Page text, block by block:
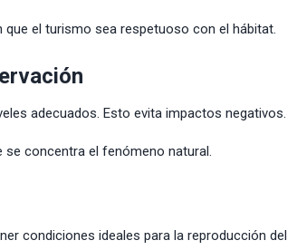
el turismo sea respetuoso con el hábitat.
adecuados. Esto evita impactos negativos.
se concentra el fenómeno natural.
condiciones ideales para la reproducción del